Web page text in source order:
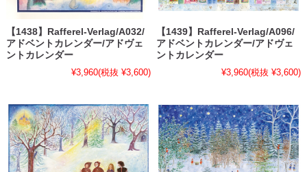
【1438】Rafferel-Verlag/A032/
アドベントカレンダー/アドヴェ
ントカレンダー
¥3,960(税抜 ¥3,600)
【1439】Rafferel-Verlag/A096/
アドベントカレンダー/アドヴェ
ントカレンダー
¥3,960(税抜 ¥3,600)